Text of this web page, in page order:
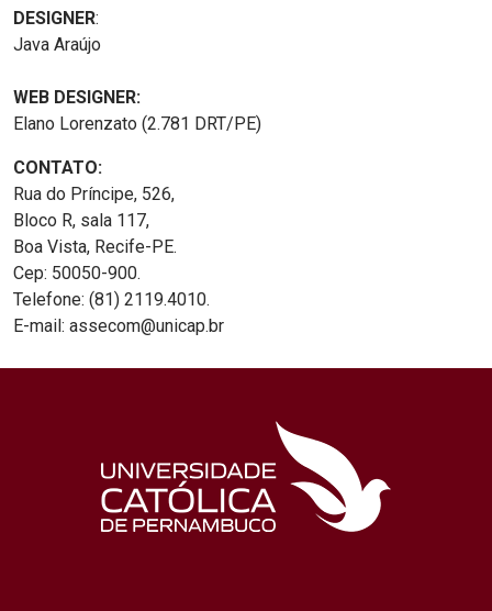
DESIGNER:
Java Araújo
WEB DESIGNER:
Elano Lorenzato (2.781 DRT/PE)
CONTATO:
Rua do Príncipe, 526,
Bloco R, sala 117,
Boa Vista, Recife-PE.
Cep: 50050-900.
Telefone: (81) 2119.4010.
E-mail: assecom@unicap.br